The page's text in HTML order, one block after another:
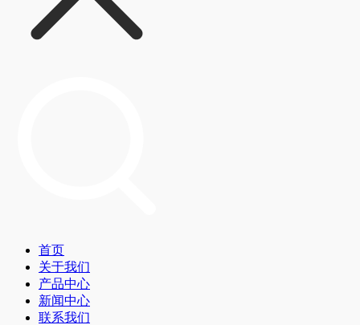
首页
关于我们
产品中心
新闻中心
联系我们